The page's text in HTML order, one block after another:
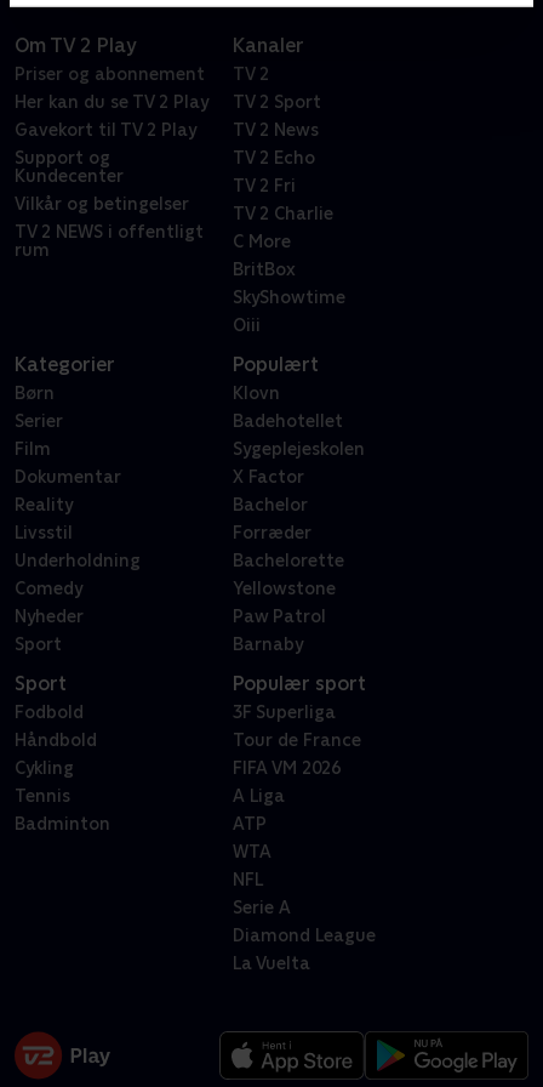
Om TV 2 Play
Priser og abonnement
Her kan du se TV 2 Play
Gavekort til TV 2 Play
Support og
Kundecenter
Vilkår og betingelser
TV 2 NEWS i offentligt
rum
Kanaler
TV 2
TV 2 Sport
TV 2 News
TV 2 Echo
TV 2 Fri
TV 2 Charlie
C More
BritBox
SkyShowtime
Oiii
Kategorier
Børn
Serier
Film
Dokumentar
Reality
Livsstil
Underholdning
Comedy
Nyheder
Sport
Populært
Klovn
Badehotellet
Sygeplejeskolen
X Factor
Bachelor
Forræder
Bachelorette
Yellowstone
Paw Patrol
Barnaby
Sport
Fodbold
Håndbold
Cykling
Tennis
Badminton
Populær sport
3F Superliga
Tour de France
FIFA VM 2026
A Liga
ATP
WTA
NFL
Serie A
Diamond League
La Vuelta